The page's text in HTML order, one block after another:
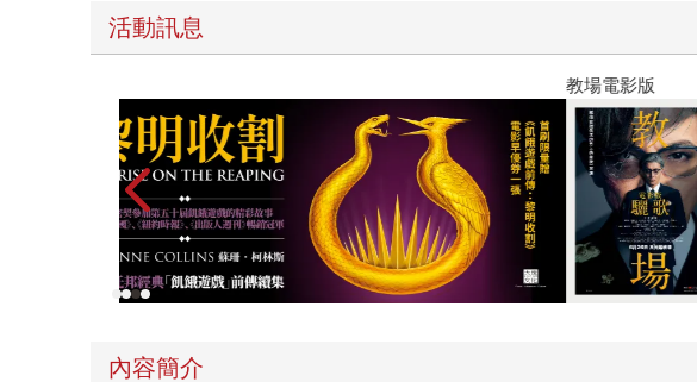
因為任務進行中，突然有人冒用她的真實身分出現，還在短時間內離
上性命與自由。 本書的精采，不僅來自環環相扣的謎局與節奏明快
者既敬佩又心疼。英國 Headline 編輯 Sherise Hobbs 形容這是他多
計畫，以「年度重點懸疑小說」的規格力捧。以色列編輯 Ziv Lewis
的目光。 《第一個謊最關鍵》是一部兼具娛樂性與文學質感的心理
謊言、身分與生存的智慧博弈，也是一段令讀者心跳加速、欲罷不
險之旅。
活動訊息
內容簡介